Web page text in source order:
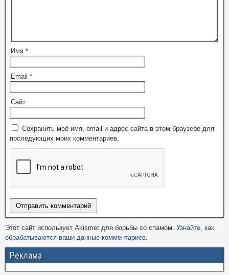
Имя *
Email *
Сайт
Сохранить моё имя, email и адрес сайта в этом браузере для
последующих моих комментариев.
Этот сайт использует Akismet для борьбы со спамом. Узнайте, как
обрабатываются ваши данные комментариев
Реклама